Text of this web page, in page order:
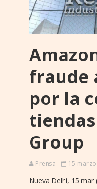
fraude
por la
Group
Prensa 15
Nueva Delhi, 15 mar